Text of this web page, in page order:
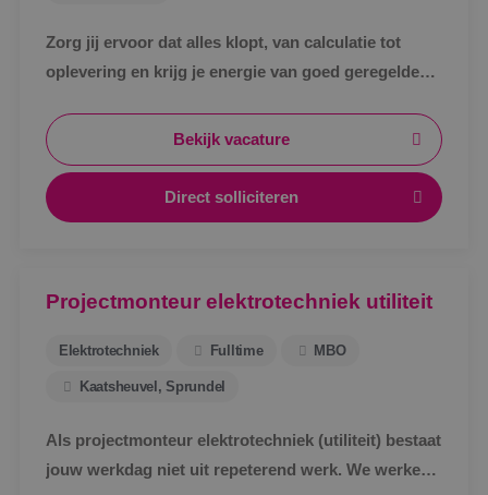
Zorg jij ervoor dat alles klopt, van calculatie tot
oplevering en krijg je energie van goed geregelde
Bekijk vacature
Direct solliciteren
Projectmonteur elektrotechniek utiliteit
Elektrotechniek Fulltime MBO
Kaatsheuvel, Sprundel
Als projectmonteur elektrotechniek (utiliteit) bestaat
jouw werkdag niet uit repeterend werk. We werken